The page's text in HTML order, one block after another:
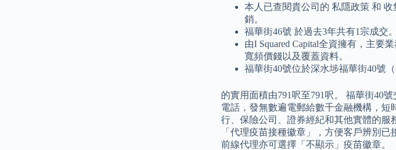
本人已查閱貴公司的 私隱政策 和
銷。
福華街46號 於過去3年共有1宗成交。
由I Squared Capital全資擁有，主要
寬頻價錢以及覆蓋資料。
福華街40號位於深水埗福華街40號
的實用面積由791呎至791呎。 福華街40
電話，發無數遍電郵給數千金融機構，短
行、保險公司、證券經紀和其他實體的服
「代理疫苗接種徽章」，方便客戶辨別
前線代理亦可選擇「不顯示」疫苗徽章。